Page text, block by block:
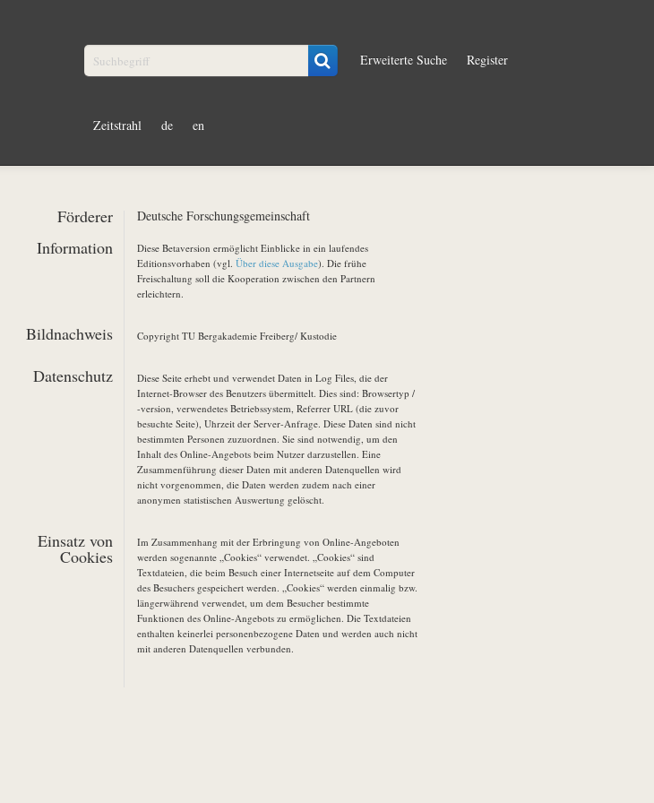
Erweiterte Suche Register
Zeitstrahl de en
Förderer Deutsche Forschungsgemeinschaft
Information
Diese Betaversion ermöglicht Einblicke in ein laufendes
Editionsvorhaben (vgl.Über diese Ausgabe). Die frühe
Freischaltung soll die Kooperation zwischen den Partnern
erleichtern.
Bildnachweis Copyright TU Bergakademie Freiberg/ Kustodie
Datenschutz
Diese Seite erhebt und verwendet Daten in Log Files, die der
Internet-Browser des Benutzers übermittelt. Dies sind: Browsertyp /
-version, verwendetes Betriebssystem, Referrer URL (die zuvor
besuchte Seite), Uhrzeit der Server-Anfrage. Diese Daten sind nicht
bestimmten Personen zuzuordnen. Sie sind notwendig, um den
Inhalt des Online-Angebots beim Nutzer darzustellen. Eine
Zusammenführung dieser Daten mit anderen Datenquellen wird
nicht vorgenommen, die Daten werden zudem nach einer
anonymen statistischen Auswertung gelöscht.
Einsatz von
Cookies
Im Zusammenhang mit der Erbringung von Online-Angeboten
werden sogenannte „Cookies“ verwendet. „Cookies“ sind
Textdateien, die beim Besuch einer Internetseite auf dem Computer
des Besuchers gespeichert werden. „Cookies“ werden einmalig bzw.
längerwährend verwendet, um dem Besucher bestimmte
Funktionen des Online-Angebots zu ermöglichen. Die Textdateien
enthalten keinerlei personenbezogene Daten und werden auch nicht
mit anderen Datenquellen verbunden.